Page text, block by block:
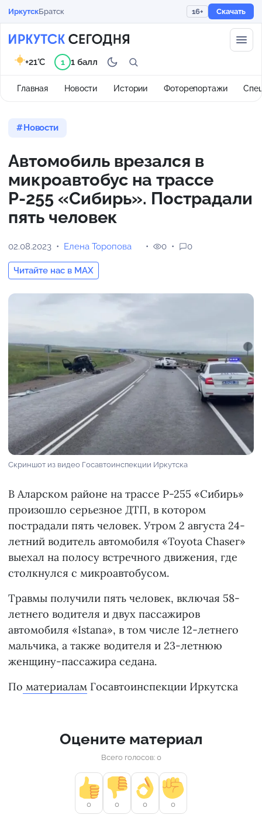
ИркутскБратск 16+ Скачать
Главная Новости Истории Фоторепортажи
+21°C 1 1 балл
Новости
Автомобиль врезался в
микроавтобус на трассе
Р-255 «Сибирь». Пострадали
пять человек
02.08.2023 Елена Торопова
Читайте нас в MAX
0 0
Скриншот из видео Госавтоинспекции Иркутска
В Аларском районе на трассе Р-255 «Сибирь»
произошло серьезное ДТП, в котором
пострадали пять человек. Утром 2 августа 24-
летний водитель автомобиля «Toyota Chaser»
выехал на полосу встречного движения, где
столкнулся с микроавтобусом.
Травмы получили пять человек, включая 58-
летнего водителя и двух пассажиров
автомобиля «Istana», в том числе 12-летнего
мальчика, а также водителя и 23-летнюю
женщину-пассажира седана.
По материалам Госавтоинспекции Иркутска
Оцените материал
Всего голосов: 0
0 0 0 0